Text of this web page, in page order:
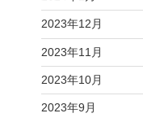
2023年12月
2023年11月
2023年10月
2023年9月